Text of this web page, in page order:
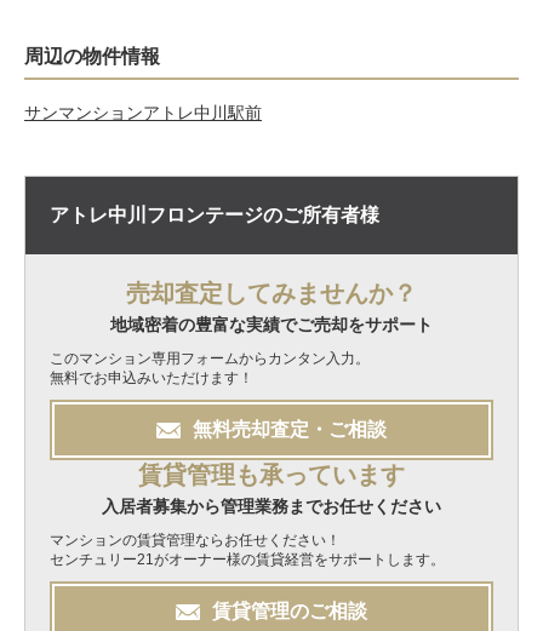
周辺の物件情報
サンマンションアトレ中川駅前
アトレ中川フロンテージのご所有者様
売却査定してみませんか？
地域密着の豊富な実績でご売却をサポート
このマンション専用フォームからカンタン入力。
無料でお申込みいただけます！
無料売却査定・ご相談
賃貸管理も承っています
入居者募集から管理業務までお任せください
マンションの賃貸管理ならお任せください！
センチュリー21がオーナー様の賃貸経営をサポートします。
賃貸管理のご相談